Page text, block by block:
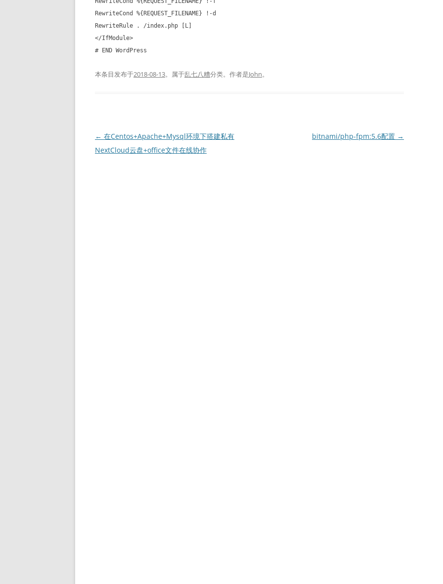
RewriteCond %{REQUEST_FILENAME} !-d
RewriteRule . /index.php [L]
</IfModule>
# END WordPress
本条目发布于2018-08-13。属于乱七八糟分类。 作者是John。
文
章
← 在Centos+Apache+Mysql环境下搭建私有
NextCloud云盘+office文件在线协作
bitnami/php-fpm:5.6配置 →